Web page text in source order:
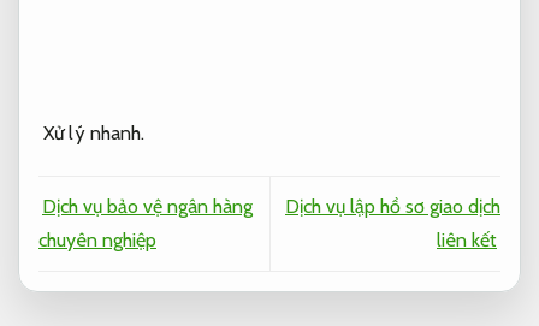
Xử lý nhanh.
Dịch vụ bảo vệ ngân hàng
chuyên nghiệp
Dịch vụ lập hồ sơ giao dịch
liên kết